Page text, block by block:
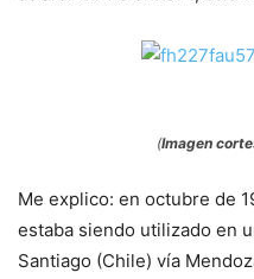
(Imagen
Me explico: en octubre de
estaba siendo utilizado en
Santiago (Chile) vía